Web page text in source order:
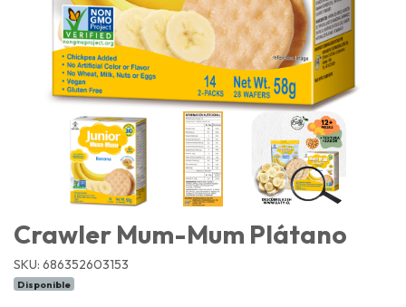
Crawler Mum-Mum Plátano
SKU: 686352603153
Disponible